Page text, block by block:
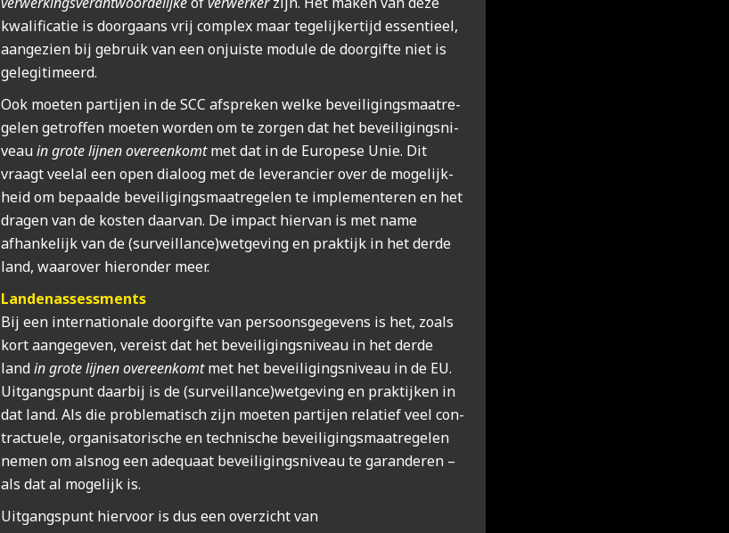
kwa­li­fi­ca­tie is door­gaans vrij com­plex maar tege­lij­ker­tijd essen­ti­eel,
aan­ge­zien bij gebruik van een onjuis­te modu­le de door­gif­te niet is
gele­gi­ti­meerd.
Ook moe­ten par­tij­en in de SCC afspre­ken wel­ke bevei­li­gings­maat­re­
ge­len getrof­fen moe­ten wor­den om te zor­gen dat het bevei­li­gings­ni­
veauin gro­te lij­nen over­een­komtmet dat in de Euro­pe­se Unie. Dit
vraagt veel­al een open dia­loog met de leve­ran­cier over de moge­lijk­
heid om bepaal­de bevei­li­gings­maat­re­ge­len te imple­men­te­ren en het
dra­gen van de kos­ten daar­van. De impact hier­van is met name
afhan­ke­lijk van de (surveillance)wetgeving en prak­tijk in het der­de
land, waar­over hier­on­der meer.
Lan­den­as­sess­ments
Bij een inter­na­ti­o­na­le door­gif­te van per­soons­ge­ge­vens is het, zoals
kort aan­ge­ge­ven, ver­eist dat het bevei­li­gings­ni­veau in het der­de
landin gro­te lij­nen over­een­komtmet het bevei­li­gings­ni­veau in de EU.
Uit­gangs­punt daar­bij is de (surveillance)wetgeving en prak­tij­ken in
dat land. Als die pro­ble­ma­tisch zijn moe­ten par­tij­en rela­tief veel con­
trac­tu­e­le, orga­ni­sa­to­ri­sche en tech­ni­sche bevei­li­gings­maat­re­ge­len
nemen om als­nog een ade­quaat bevei­li­gings­ni­veau te garan­de­ren –
als dat al moge­lijk is.
Uit­gangs­punt hier­voor is dus een over­zicht van